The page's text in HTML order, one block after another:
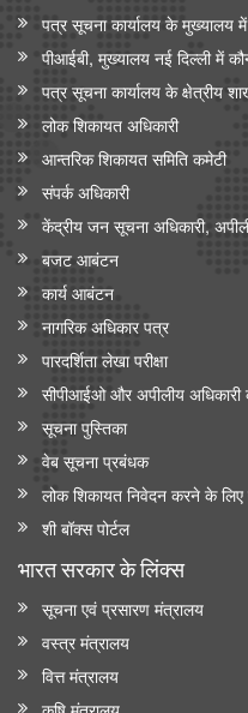
पत्र सूचना कार्यालय के मुख्यालय
पीआईबी, मुख्यालय नई दिल्ली में
पत्र सूचना कार्यालय के क्षेत्रीय
लोक शिकायत अधिकारी
आन्‍तरिक शिकायत समिति कमेटी
संपर्क अधिकारी
केंद्रीय जन सूचना अधिकारी,
बजट आबंटन
कार्य आबंटन
नागरिक अधिकार पत्र
पारदर्शिता लेखा परीक्षा
सीपीआईओ और अपी‍लीय अधिकारी
सूचना पुस्तिका
वेब सूचना प्रबंधक
लोक शिकायत निवेदन करने के लिए
शी बॉक्स पोर्टल
भारत सरकार के लिंक्‍स
सूचना एवं प्रसारण मंत्रालय
वस्त्र मंत्रालय
वित्त मंत्रालय